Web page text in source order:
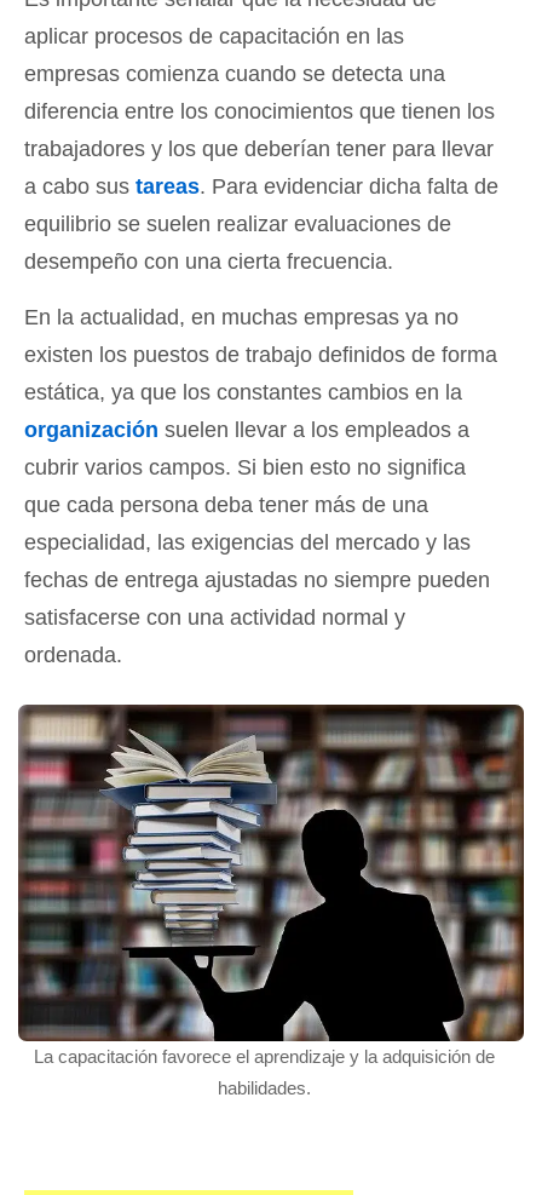
aplicar procesos de capacitación en las
empresas comienza cuando se detecta una
diferencia entre los conocimientos que tienen los
trabajadores y los que deberían tener para llevar
a cabo sus tareas. Para evidenciar dicha falta de
equilibrio se suelen realizar evaluaciones de
desempeño con una cierta frecuencia.
En la actualidad, en muchas empresas ya no
existen los puestos de trabajo definidos de forma
estática, ya que los constantes cambios en la
organización suelen llevar a los empleados a
cubrir varios campos. Si bien esto no significa
que cada persona deba tener más de una
especialidad, las exigencias del mercado y las
fechas de entrega ajustadas no siempre pueden
satisfacerse con una actividad normal y
ordenada.
La capacitación favorece el aprendizaje y la adquisición de
habilidades.